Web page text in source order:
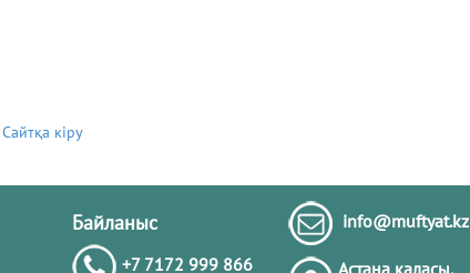
Сайтқа кіру
Байланыс
+7 7172 999 866
info@muftyat.kz